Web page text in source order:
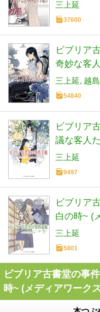
三上延
37600
ビブリア
奇妙な客
庫)
三上延 越
54840
ビブリア
議な客人
三上延
9497
ビブリア
白の時~ (
三上延
5801
ビブリア古書堂の事
時~ (メディアワーク